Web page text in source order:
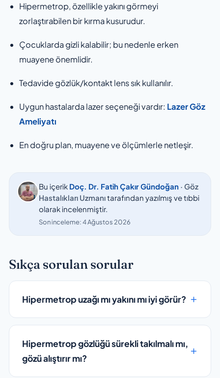
Hipermetrop, özellikle yakını görmeyi
zorlaştırabilen bir kırma kusurudur.
Çocuklarda gizli kalabilir; bu nedenle erken
muayene önemlidir.
Tedavide gözlük/kontakt lens sık kullanılır.
Uygun hastalarda lazer seçeneği vardır: Lazer Göz
Ameliyatı
En doğru plan, muayene ve ölçümlerle netleşir.
Bu içerik Doç. Dr. Fatih Çakır Gündoğan · Göz
Hastalıkları Uzmanıtarafından yazılmış ve tıbbi
olarak incelenmiştir.
Son inceleme:4 Ağustos 2026
Sıkça sorulan sorular
Hipermetrop uzağı mı yakını mı iyi görür?
Hipermetrop gözlüğü sürekli takılmalı mı,
gözü alıştırır mı?